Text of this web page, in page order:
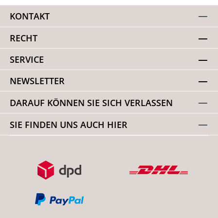
KONTAKT
RECHT
SERVICE
NEWSLETTER
DARAUF KÖNNEN SIE SICH VERLASSEN
SIE FINDEN UNS AUCH HIER